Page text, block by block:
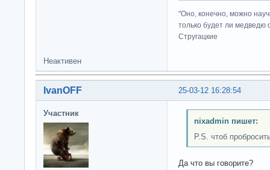
"Оно, конечно, можно
только будет ли медведю
Стругацкие
Неактивен
25-03-12 16:28:54
IvanOFF
Участник
nixadmin пишет:
P.S. чтоб
Да что вы говорите?